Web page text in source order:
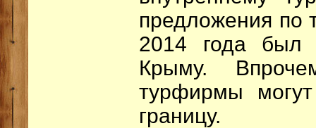
предложения по
2014 года был
Крыму.
турфирмы
границу.